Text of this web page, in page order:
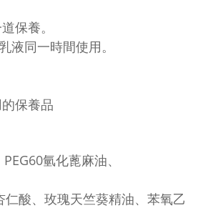
保養。
液同一時間使用。
保養品
PEG60氫化蓖麻油、
酸、 玫瑰天竺葵精油、 苯氧乙